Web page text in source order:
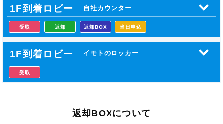
1F到着ロビー 自社カウンター
受取 返却 返却BOX 当日申込
1F到着ロビー イモトのロッカー
受取
返却BOXについて